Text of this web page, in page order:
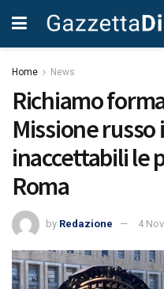
Home News
Richiamo
Missione russo
inaccettabili le
Roma
by Redazione 4